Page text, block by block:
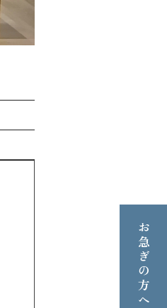
お急ぎの方へ